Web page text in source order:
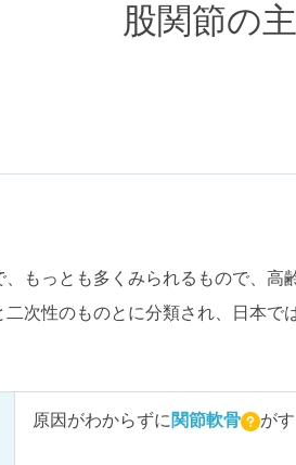
股関節の
、もっとも多くみられるもので、
二次性のものとに分類され、日本
原因がわからずに 関節軟骨 が